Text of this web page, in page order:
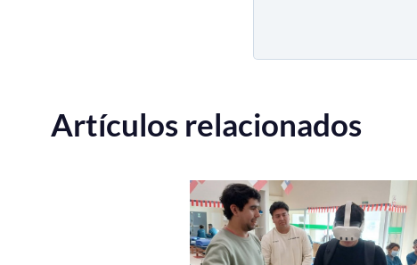
Artículos relacionados